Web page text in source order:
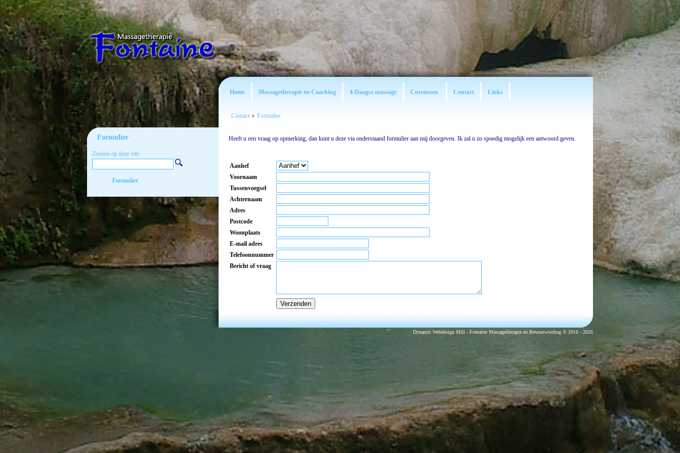
Home Massagetherapie en Coaching 4-Daagse massage Cursussen Contact Links
Contact Formulier
Formulier
Zoeken op deze site:
Formulier
Heeft u een vraag op opmerking, dan kunt u deze via onderstaand formulier aan mij doorgeven. Ik zal u zo spoedig mogelijk een antwoord geven.
Aanhef
Voornaam
Tussenvoegsel
Achternaam
Adres
Postcode
Woonplaats
E-mail adres
Telefoonnummer
Bericht of vraag
Dynamic Webdesign Mill - Fontaine Massagetherapie en Bewustwording © 2016 - 2026